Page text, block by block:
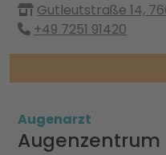
Gutleutstraße 14,
+49 7251 91420
Augenarzt
Augenzentrum